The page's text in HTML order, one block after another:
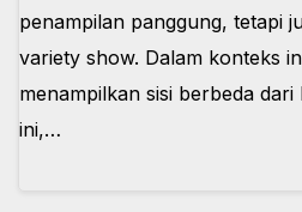
penampilan panggung, tetapi
variety show. Dalam konteks
menampilkan sisi berbeda
ini,…